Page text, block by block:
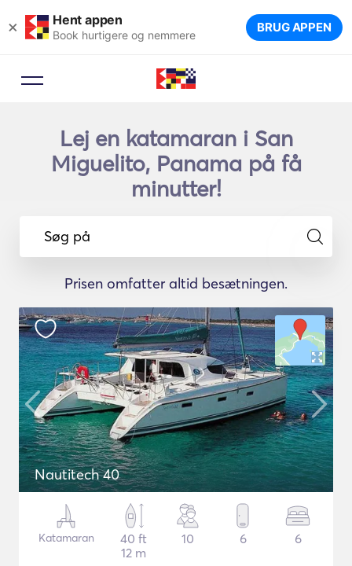
× Hent appen
Book hurtigere og nemmere BRUG APPEN
Lej en katamaran i San
Miguelito, Panama på få
minutter!
Søg på
Prisen omfatter altid besætningen.
Nautitech 40
Katamaran
40 ft
12 m
10 6 6